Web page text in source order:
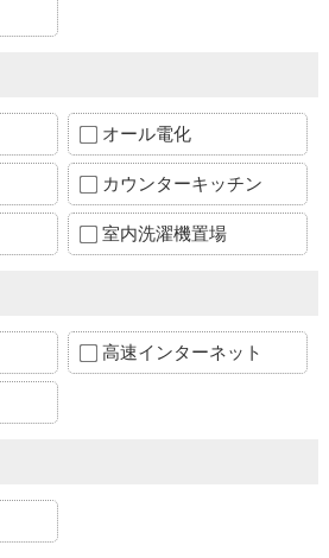
オール電化
カウンターキッチン
室内洗濯機置場
高速インターネット